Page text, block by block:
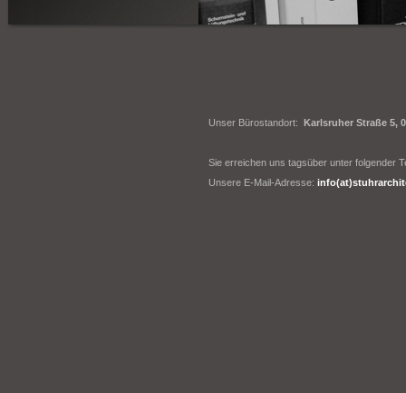
Unser Bürostandort: Karlsruher Straße 5,
Sie erreichen uns tagsüber unter folgender
Unsere E-Mail-Adresse: